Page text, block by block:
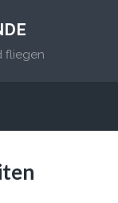
fliegen